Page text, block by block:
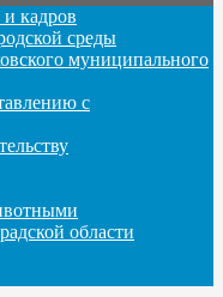
кадров
среды
муниципального
с
области